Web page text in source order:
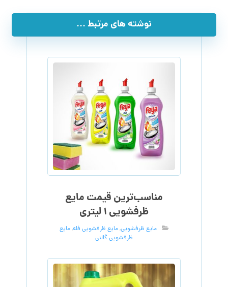
نوشته های مرتبط ...
مناسب‌ترین قیمت مایع
ظرفشویی ۱ لیتری
مایع ظرفشویی,مایع ظرفشویی فله,مایع
ظرفشویی گالنی